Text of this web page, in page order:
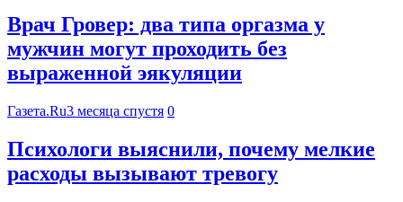
Врач Гровер: два типа оргазма у
мужчин могут проходить без
выраженной эякуляции
Газета.Ru3 месяца спустя 0
Психологи выяснили, почему мелкие
расходы вызывают тревогу